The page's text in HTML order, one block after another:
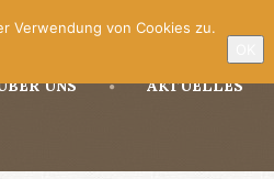
UNS AKTUELLES
Verwendung von Cookies zu.